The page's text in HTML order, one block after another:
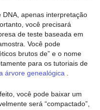
apenas interpretação
você precisará
de teste baseada em
Você pode
brutos de” e o nome
para os tutoriais de
árvore genealógica
você pode baixar um
será “compactado”,